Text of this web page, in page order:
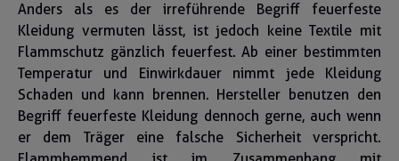
Anders als es der irreführende Begriff feuerfeste
Kleidung vermuten lässt, ist jedoch keine Textile mit
Flammschutz gänzlich feuerfest. Ab einer bestimmten
Temperatur und Einwirkdauer nimmt jede Kleidung
Schaden und kann brennen. Hersteller benutzen den
Begriff feuerfeste Kleidung dennoch gerne, auch wenn
er dem Träger eine falsche Sicherheit verspricht.